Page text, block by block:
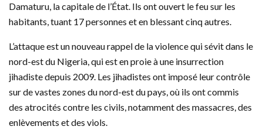
Damaturu, la capitale de l’État. Ils ont ouvert le feu sur les
habitants, tuant 17 personnes et en blessant cinq autres.
L’attaque est un nouveau rappel de la violence qui sévit dans le
nord-est du Nigeria, qui est en proie à une insurrection
jihadiste depuis 2009. Les jihadistes ont imposé leur contrôle
sur de vastes zones du nord-est du pays, où ils ont commis
des atrocités contre les civils, notamment des massacres, des
enlèvements et des viols.